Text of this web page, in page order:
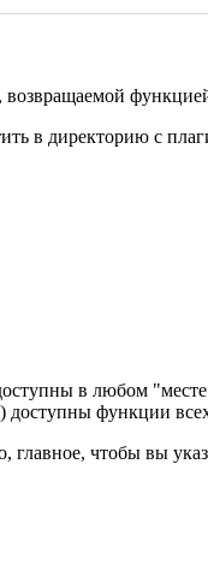
возвращаемой
в директорию с
в любом
доступны функции
чтобы вы